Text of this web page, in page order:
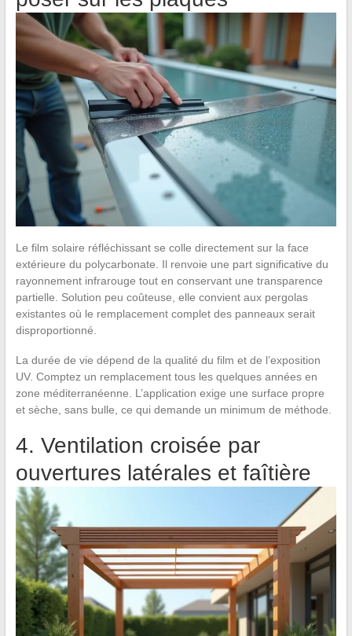
Le film solaire réfléchissant se colle directement sur la face
extérieure du polycarbonate. Il renvoie une part significative du
rayonnement infrarouge tout en conservant une transparence
partielle. Solution peu coûteuse, elle convient aux pergolas
existantes où le remplacement complet des panneaux serait
disproportionné.
La durée de vie dépend de la qualité du film et de l’exposition
UV. Comptez un remplacement tous les quelques années en
zone méditerranéenne. L’application exige une surface propre
et sèche, sans bulle, ce qui demande un minimum de méthode.
4. Ventilation croisée par
ouvertures latérales et faîtière